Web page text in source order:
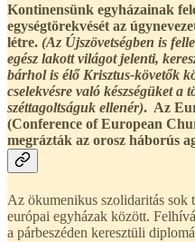
Kontinensünk egyházainak
egységtörekvését az
létre. (Az Újszövetségben is
egész lakott világot jelenti,
bárhol is élő Krisztus-követők
cselekvésre való készségüket a
széttagoltságuk ellenér). Az
(Conference of European
megrázták az orosz háborús
Az ökumenikus szolidaritás sok
európai egyházak között.
a párbeszéden keresztüli